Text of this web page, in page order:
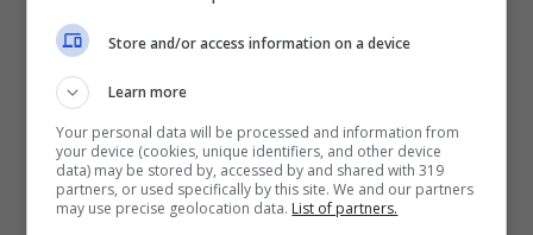
affermato di aver fatto sesso a quattro con
un’amica, con Mario Balotelli ed il fratello.
Dichiarazioni compromettenti visto che ad
essere tirati in ballo sono alcuni dei
Store and/or access information on a device
Learn more
Your personal data will be processed and information from
your device (cookies, unique identifiers, and other device
data) may be stored by, accessed by and shared with 319
partners, or used specifically by this site. We and our partners
may use precise geolocation data. List of partners.